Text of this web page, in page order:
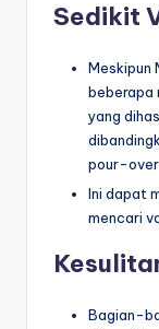
Sedikit
Meskipun
beberapa
yang
pour-over.
Ini dapat
mencari
Bagian-